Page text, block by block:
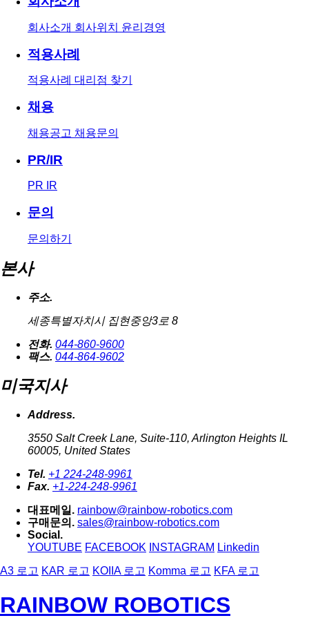
회사소개 회사위치 윤리경영
적용사례
적용사례 대리점 찾기
채용
채용공고 채용문의
PR/IR
PR IR
문의
문의하기
본사
주소.
세종특별자치시 집현중앙3로 8
전화. 044-860-9600
팩스. 044-864-9602
미국지사
Address.
3550 Salt Creek Lane, Suite-110, Arlington Heights IL
60005, United States
Tel. +1 224-248-9961
Fax. +1-224-248-9961
대표메일. rainbow@rainbow-robotics.com
구매문의. sales@rainbow-robotics.com
Social.
YOUTUBE FACEBOOK INSTAGRAM Linkedin
A3 로고 KAR 로고 KOIIA 로고 Komma 로고 KFA 로고
RAINBOW ROBOTICS